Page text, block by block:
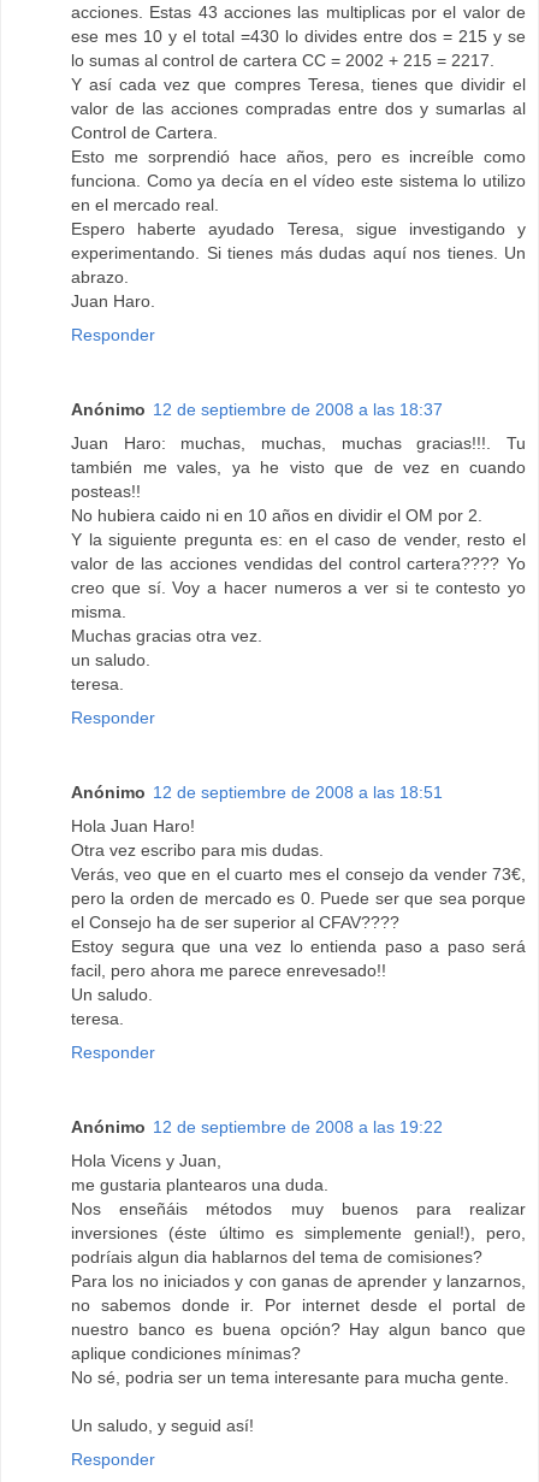
acciones. Estas 43 acciones las multiplicas por el valor de
ese mes 10 y el total =430 lo divides entre dos = 215 y se
lo sumas al control de cartera CC = 2002 + 215 = 2217.
Y así cada vez que compres Teresa, tienes que dividir el
valor de las acciones compradas entre dos y sumarlas al
Control de Cartera.
Esto me sorprendió hace años, pero es increíble como
funciona. Como ya decía en el vídeo este sistema lo utilizo
en el mercado real.
Espero haberte ayudado Teresa, sigue investigando y
experimentando. Si tienes más dudas aquí nos tienes. Un
abrazo.
Juan Haro.
Responder
Anónimo 12 de septiembre de 2008 a las 18:37
Juan Haro: muchas, muchas, muchas gracias!!!. Tu
también me vales, ya he visto que de vez en cuando
posteas!!
No hubiera caido ni en 10 años en dividir el OM por 2.
Y la siguiente pregunta es: en el caso de vender, resto el
valor de las acciones vendidas del control cartera???? Yo
creo que sí. Voy a hacer numeros a ver si te contesto yo
misma.
Muchas gracias otra vez.
un saludo.
teresa.
Responder
Anónimo 12 de septiembre de 2008 a las 18:51
Hola Juan Haro!
Otra vez escribo para mis dudas.
Verás, veo que en el cuarto mes el consejo da vender 73€,
pero la orden de mercado es 0. Puede ser que sea porque
el Consejo ha de ser superior al CFAV????
Estoy segura que una vez lo entienda paso a paso será
facil, pero ahora me parece enrevesado!!
Un saludo.
teresa.
Responder
Anónimo 12 de septiembre de 2008 a las 19:22
Hola Vicens y Juan,
me gustaria plantearos una duda.
Nos enseñáis métodos muy buenos para realizar
inversiones (éste último es simplemente genial!), pero,
podríais algun dia hablarnos del tema de comisiones?
Para los no iniciados y con ganas de aprender y lanzarnos,
no sabemos donde ir. Por internet desde el portal de
nuestro banco es buena opción? Hay algun banco que
aplique condiciones mínimas?
No sé, podria ser un tema interesante para mucha gente.
Un saludo, y seguid así!
Responder